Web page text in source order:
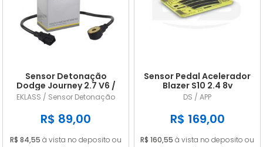
Sensor Detonação
Dodge Journey 2.7 V6 /
Challenger 3.5 V6
4609093AE / 4606093AD
EKLASS / Sensor Detonação
R$ 89,00
R$ 84,55 à vista no deposito ou
Sensor Pedal Acelerador
Blazer S10 2.4 8v
Gasolina 2006/2011
DS / APP
R$ 169,00
R$ 160,55 à vista no deposito ou